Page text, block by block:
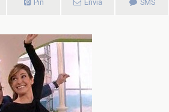
Pin Envía SMS